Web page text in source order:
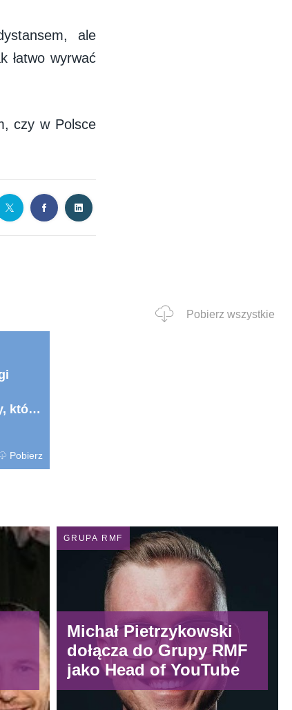
ale
łatwo wyrwać
czy w Polsce
Pobierz wszystkie
która
Pobierz
GRUPA RMF
Michał Pietrzykowski
dołącza do Grupy RMF
jako Head of YouTube